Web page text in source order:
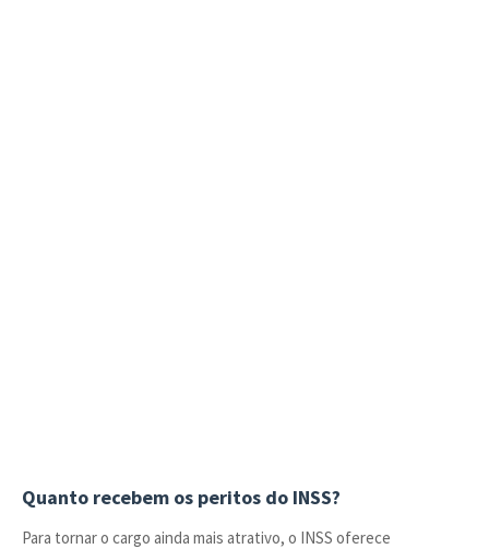
Quanto recebem os peritos do INSS?
Para tornar o cargo ainda mais atrativo, o INSS oferece